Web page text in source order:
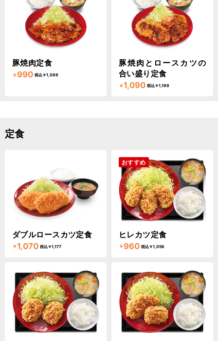
豚焼肉定食
￥ 990 税込￥1,089
豚焼肉とロースカツの
合い盛り定食
￥1,090 税込￥1,199
定食
ダブルロースカツ定食
￥1,070 税込￥1,177
おすすめ
ヒレカツ定食
￥ 960 税込￥1,056